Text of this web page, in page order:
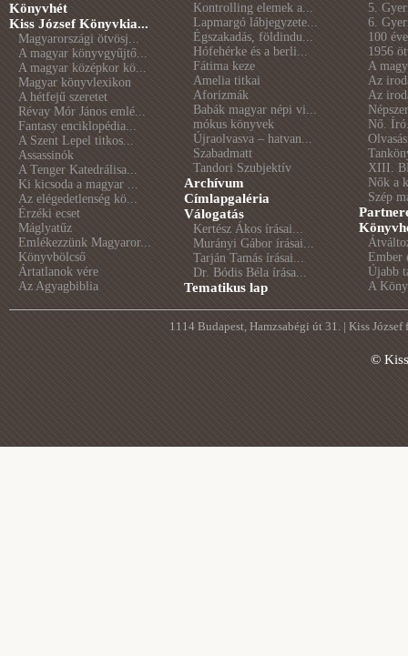
Könyvhét
Kiss József Könyvkia...
Magyarországi ötvösj...
A magyar könyvgyűjtő...
A magyar középkor kö...
Magyar könyvlexikon
A hétfejű szeretet
Révay Mór János emlé...
Fantasy enciklopédia...
A Szent Lepel titkos...
Assassinók
A Tenger Katedrálisa...
Ki kicsoda a magyar ...
Az elégedetlenség kö...
Érzéki ecset
Máglyatűz
Emlékezzünk Magyaror...
Könyvbölcső
Ártatlanok vére
Az Agyagbiblia
Kontrolling elemek a...
Lapmargó lábjegyzete...
Égszakadás, földindu...
Hófehérke és a berli...
Fátima keze
Amelia titkai
Aforizmák
Babák magyar népi vi...
mókus könyvek
Újraolvasva – hatvan...
Szabadmatt
Tandori Szubjektív
Archívum
Címlapgaléria
Válogatás
Kertész Ákos írásai...
Murányi Gábor írásai...
Tarján Tamás írásai...
Dr. Bódis Béla írása...
Tematikus lap
5.
6.
100
1956
A
Az
Az
Nő.
XIII.
Nők a
Szép
Ember
Újabb
A
1114 Budapest, Hamzsabégi út 31. | Kiss
©